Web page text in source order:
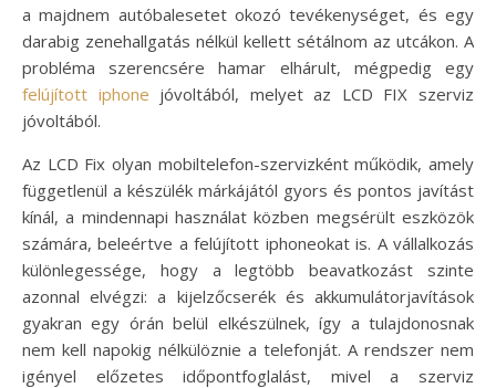
a majdnem autóbalesetet okozó tevékenységet, és egy
darabig zenehallgatás nélkül kellett sétálnom az utcákon. A
probléma szerencsére hamar elhárult, mégpedig egy
felújított iphone jóvoltából, melyet az LCD FIX szerviz
jóvoltából.
Az LCD Fix olyan mobiltelefon-szervizként működik, amely
függetlenül a készülék márkájától gyors és pontos javítást
kínál, a mindennapi használat közben megsérült eszközök
számára, beleértve a felújított iphoneokat is. A vállalkozás
különlegessége, hogy a legtöbb beavatkozást szinte
azonnal elvégzi: a kijelzőcserék és akkumulátorjavítások
gyakran egy órán belül elkészülnek, így a tulajdonosnak
nem kell napokig nélkülöznie a telefonját. A rendszer nem
igényel előzetes időpontfoglalást, mivel a szerviz